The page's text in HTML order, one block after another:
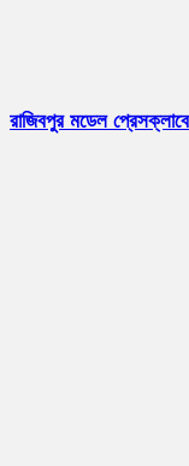
রাজিবপুর মডেল